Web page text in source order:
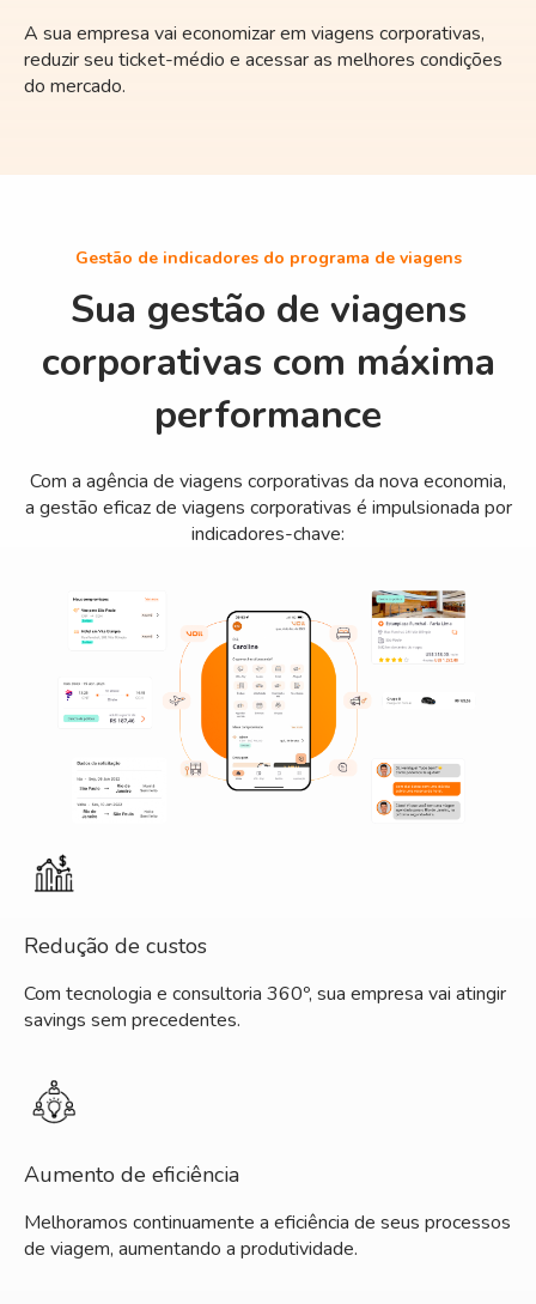
A sua empresa vai economizar em viagens corporativas,
reduzir seu ticket-médio e acessar as melhores condições
do mercado.
Gestão de indicadores do programa de viagens
Sua gestão de viagens
corporativas com máxima
performance
Com a agência de viagens corporativas da nova economia,
a gestão eficaz de viagens corporativas é impulsionada por
indicadores-chave:
Redução de custos
Com tecnologia e consultoria 360º, sua empresa vai atingir
savings sem precedentes.
Aumento de eficiência
Melhoramos continuamente a eficiência de seus processos
de viagem, aumentando a produtividade.